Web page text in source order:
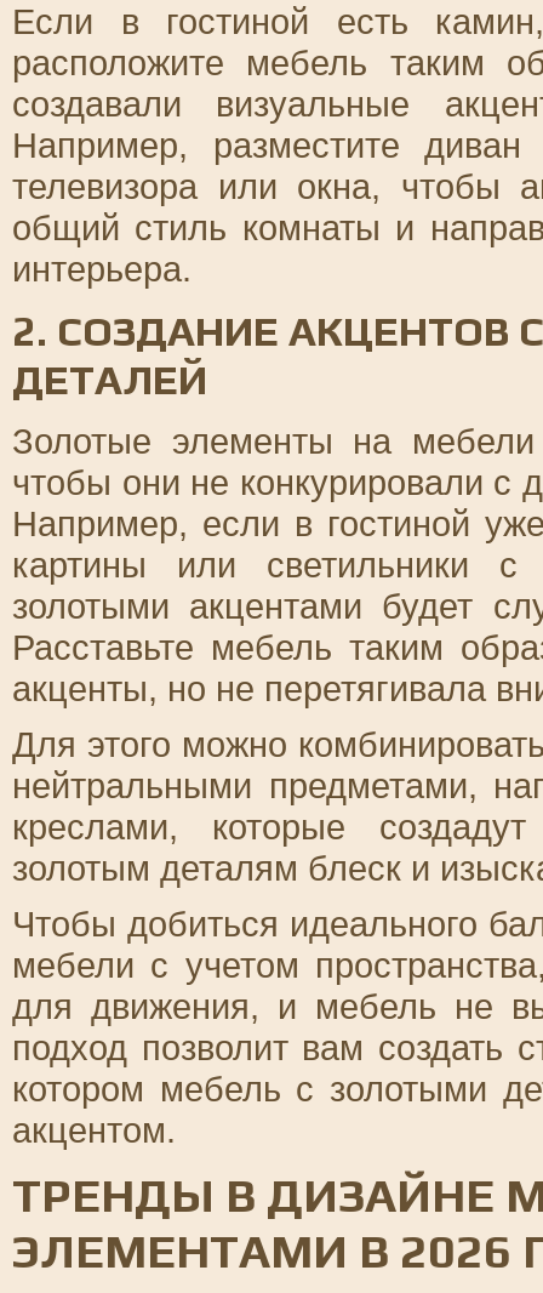
Если в гостиной есть
расположите мебель таким
создавали визуальные
Например, разместите
телевизора или окна, чтобы
общий стиль комнаты и
интерьера.
2. СОЗДАНИЕ
ДЕТАЛЕЙ
Золотые элементы на
чтобы они не конкурировали с
Например, если в гостиной
картины или светильники
золотыми акцентами будет
Расставьте мебель таким
акценты, но не перетягивала
Для этого можно
нейтральными предметами,
креслами, которые
золотым деталям блеск и
Чтобы добиться идеального
мебели с учетом
для движения, и мебель не
подход позволит вам создать
котором мебель с золотыми
акцентом.
ТРЕНДЫ В ДИЗАЙНЕ
ЭЛЕМЕНТАМИ В 2026